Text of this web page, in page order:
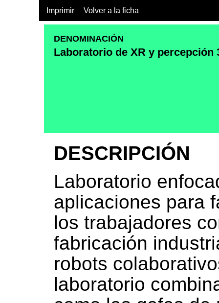
Imprimir Volver a la ficha
DENOMINACIÓN
Laboratorio de XR y percepción
DESCRIPCIÓN
Laboratorio
aplicaciones para
los trabajadores
fabricación
robots
laboratorio